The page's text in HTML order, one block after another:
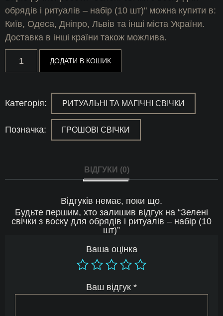
обрядів і ритуалів – набір (10 шт)" можна купити в:
Київ, Одеса, Дніпро, Львів та інші міста України.
Доставка в інші країни також можлива.
свічки
з
обрядів
і
-
набір
ДОДАТИ В КОШИК
Категорія: РИТУАЛЬНІ ТА МАГІЧНІ СВІЧКИ
Позначка: ГРОШОВІ СВІЧКИ
ВІДГУКИ (0)
Відгуків немає, поки що.
Будьте першим, хто залишив відгук на “Зелені
свічки з воску для обрядів і ритуалів – набір (10
шт)”
Ваша оцінка
Ваш відгук *